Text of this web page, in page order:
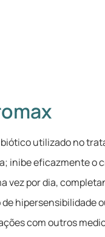
utilizado no
inibe eficazmente o
vez por dia,
hipersensibilidade
com outros